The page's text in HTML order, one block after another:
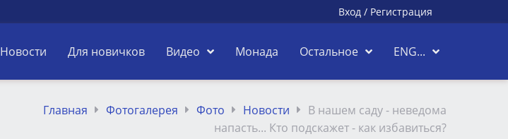
Вход / Регистрация
Новости Для новичков Видео Монада Остальное ENG...
Главная Фотогалерея Фото Новости
В нашем саду - неведома
напасть... Кто подскажет - как избавиться?